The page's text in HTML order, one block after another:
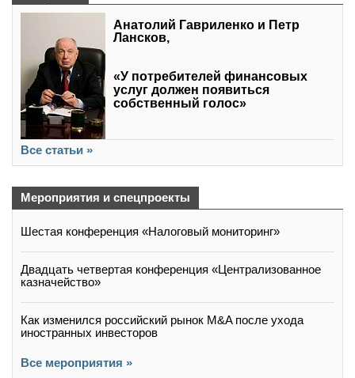
Анатолий Гавриленко и Петр
Лансков,
«У потребителей финансовых
услуг должен появиться
собственный голос»
Все статьи »
Мероприятия и спецпроекты
Шестая конференция «Налоговый мониторинг»
Двадцать четвертая конференция «Централизованное
казначейство»
Как изменился российский рынок M&A после ухода
иностранных инвесторов
Все мероприятия »